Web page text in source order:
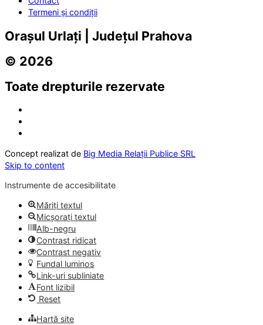
Termeni și condiții
Orașul Urlați | Județul Prahova
© 2026
Toate drepturile rezervate
Concept realizat de Big Media Relații Publice SRL
Skip to content
Instrumente de accesibilitate
Măriți textul
Micșorați textul
Alb-negru
Contrast ridicat
Contrast negativ
Fundal luminos
Link-uri subliniate
Font lizibil
Reset
Hartă site